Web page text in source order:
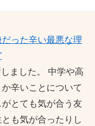
った辛い最悪な理
ました。 中学や高
辛いことについて
とても気が合う友
も気が合ったりし